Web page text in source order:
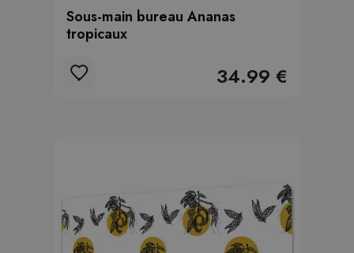
Sous-main bureau Ananas
tropicaux
34.99 €